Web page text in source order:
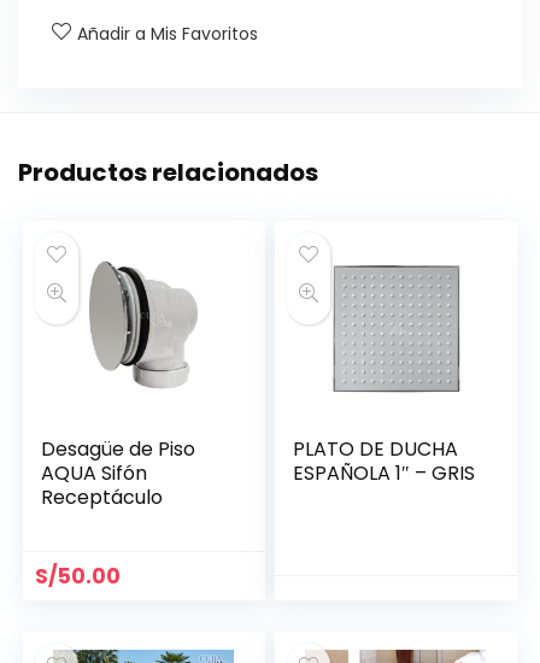
Añadir a Mis Favoritos
Productos relacionados
Desagüe de Piso
AQUA Sifón
Receptáculo
S/50.00
PLATO DE DUCHA
ESPAÑOLA 1″ – GRIS